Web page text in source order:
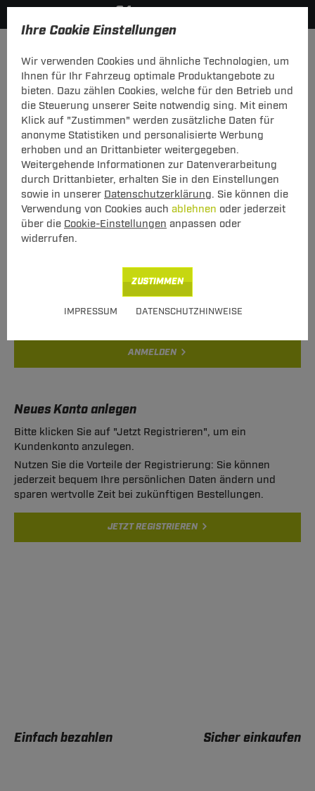
Ihre Cookie Einstellungen
Wir verwenden Cookies und ähnliche Technologien, um
Ihnen für Ihr Fahrzeug optimale Produktangebote zu
bieten. Dazu zählen Cookies, welche für den Betrieb und
die Steuerung unserer Seite notwendig sing. Mit einem
Klick auf "Zustimmen" werden zusätzliche Daten für
anonyme Statistiken und personalisierte Werbung
erhoben und an Drittanbieter weitergegeben.
Weitergehende Informationen zur Datenverarbeitung
durch Drittanbieter, erhalten Sie in den Einstellungen
sowie in unserer Datenschutzerklärung. Sie können die
Verwendung von Cookies auch ablehnen oder jederzeit
über die Cookie-Einstellungen anpassen oder
widerrufen.
IMPRESSUM DATENSCHUTZHINWEISE
ZUSTIMMEN
Mein Konto
Falls Sie schon Kunde bei uns sind, melden Sie sich bitte
hier mit Ihrer E-Mail-Adresse und Ihrem Passwort an.
Ich bin bereits Kunde
Bitte mit E-Mail-Adresse und Passwort hier anmelden.
E-Mail:
angemeldet bleiben
ANMELDEN
Neues Konto anlegen
Bitte klicken Sie auf "Jetzt Registrieren", um ein
Kundenkonto anzulegen.
Nutzen Sie die Vorteile der Registrierung: Sie können
jederzeit bequem Ihre persönlichen Daten ändern und
sparen wertvolle Zeit bei zukünftigen Bestellungen.
JETZT REGISTRIEREN
Einfach bezahlen Sicher einkaufen